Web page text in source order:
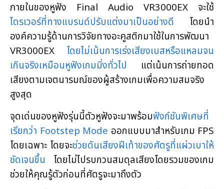
ภายในของหูฟัง Final Audio VR3000EX จะใช้
ไดรเวอร์ที่ทางแบรนด์ปรับแต่งมาเป็นอย่างดี โดยนำ
องค์ความรู้ด้านการวิจัยทางอะคูสติกมาใช้ในการพัฒนา
VR3000EX โดยไม่เน้นการเร่งเสียงเบสหรือแหลมจน
เกินจริงเหมือนหูฟังเกมมิ่งทั่วไป แต่เน้นการถ่ายทอด
เสียงตามเจตนารมณ์ของผู้สร้างเกมเพื่อความสมจริง
สูงสุด
จุดเด่นของหูฟังรุ่นนี้ตัวหูฟังจะมาพร้อมฟังก์ชันพิเศษที่
เรียกว่า Footstep Mode ออกแบบมาสำหรับเกม FPS
โดยเฉพาะ โดยจะช่วยดันเสียงฝีเท้าของศัตรูที่แผ่วเบาให้
ชัดเจนขึ้น โดยไม่ไปรบกวนสมดุลเสียงโดยรวมของเกม
ช่วยให้คุณรู้ตัวก่อนที่ศัตรูจะมาถึงตัว